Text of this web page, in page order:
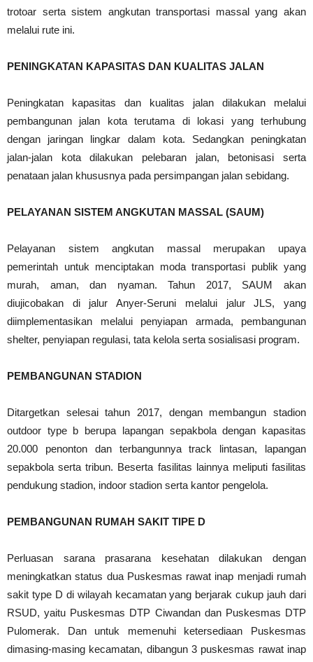
trotoar serta sistem angkutan transportasi massal yang akan
melalui rute ini.
PENINGKATAN KAPASITAS DAN KUALITAS JALAN
Peningkatan kapasitas dan kualitas jalan dilakukan melalui
pembangunan jalan kota terutama di lokasi yang terhubung
dengan jaringan lingkar dalam kota. Sedangkan peningkatan
jalan-jalan kota dilakukan pelebaran jalan, betonisasi serta
penataan jalan khususnya pada persimpangan jalan sebidang.
PELAYANAN SISTEM ANGKUTAN MASSAL (SAUM)
Pelayanan sistem angkutan massal merupakan upaya
pemerintah untuk menciptakan moda transportasi publik yang
murah, aman, dan nyaman. Tahun 2017, SAUM akan
diujicobakan di jalur Anyer-Seruni melalui jalur JLS, yang
diimplementasikan melalui penyiapan armada, pembangunan
shelter, penyiapan regulasi, tata kelola serta sosialisasi program.
PEMBANGUNAN STADION
Ditargetkan selesai tahun 2017, dengan membangun stadion
outdoor type b berupa lapangan sepakbola dengan kapasitas
20.000 penonton dan terbangunnya track lintasan, lapangan
sepakbola serta tribun. Beserta fasilitas lainnya meliputi fasilitas
pendukung stadion, indoor stadion serta kantor pengelola.
PEMBANGUNAN RUMAH SAKIT TIPE D
Perluasan sarana prasarana kesehatan dilakukan dengan
meningkatkan status dua Puskesmas rawat inap menjadi rumah
sakit type D di wilayah kecamatan yang berjarak cukup jauh dari
RSUD, yaitu Puskesmas DTP Ciwandan dan Puskesmas DTP
Pulomerak. Dan untuk memenuhi ketersediaan Puskesmas
dimasing-masing kecamatan, dibangun 3 puskesmas rawat inap